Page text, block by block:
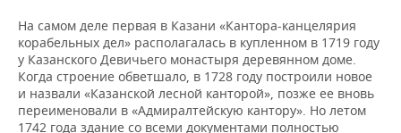
На самом деле первая в Казани «Кантора-канцелярия
корабельных дел» располагалась в купленном в 1719 году
у Казанского Девичьего монастыря деревянном доме.
Когда строение обветшало, в 1728 году построили новое
и назвали «Казанской лесной канторой», позже ее вновь
переименовали в «Адмиралтейскую кантору». Но летом
1742 года здание со всеми документами полностью